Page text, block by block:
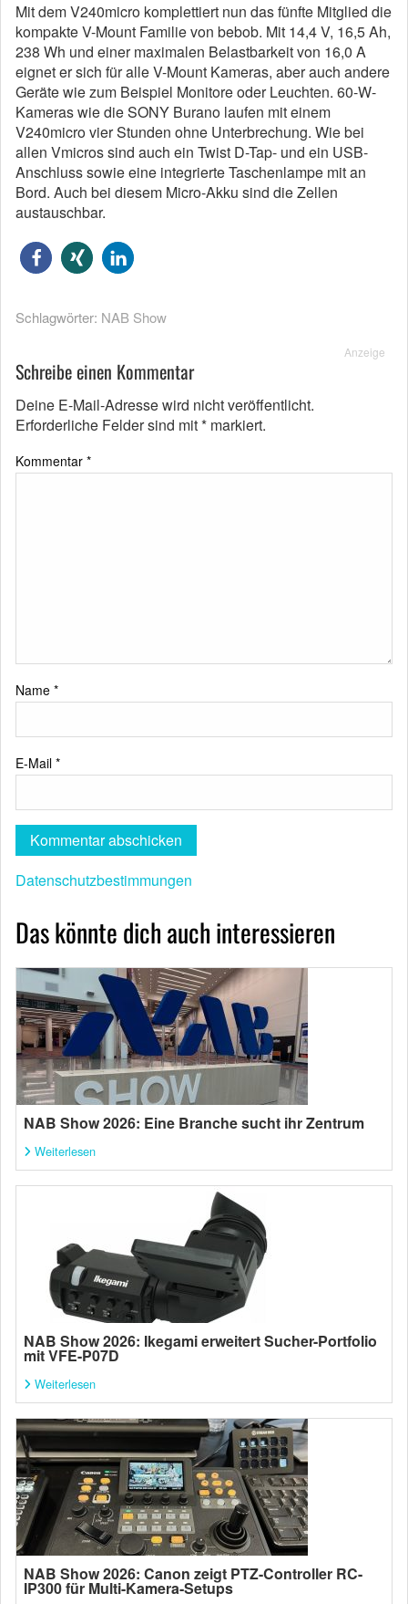
Mit dem V240micro komplettiert nun das fünfte Mitglied die
kompakte V-Mount Familie von bebob. Mit 14,4 V, 16,5 Ah,
238 Wh und einer maximalen Belastbarkeit von 16,0 A
eignet er sich für alle V-Mount Kameras, aber auch andere
Geräte wie zum Beispiel Monitore oder Leuchten. 60-W-
Kameras wie die SONY Burano laufen mit einem
V240micro vier Stunden ohne Unterbrechung. Wie bei
allen Vmicros sind auch ein Twist D-Tap- und ein USB-
Anschluss sowie eine integrierte Taschenlampe mit an
Bord. Auch bei diesem Micro-Akku sind die Zellen
austauschbar.
Schlagwörter: NAB Show
Anzeige
Schreibe einen Kommentar
Deine E-Mail-Adresse wird nicht veröffentlicht.
Erforderliche Felder sind mit* markiert.
Kommentar *
Name *
E-Mail *
Datenschutzbestimmungen
Das könnte dich auch interessieren
NAB Show 2026: Eine Branche sucht ihr Zentrum
Weiterlesen
NAB Show 2026: Ikegami erweitert Sucher-Portfolio
mit VFE-P07D
Weiterlesen
NAB Show 2026: Canon zeigt PTZ-Controller RC-
IP300 für Multi-Kamera-Setups